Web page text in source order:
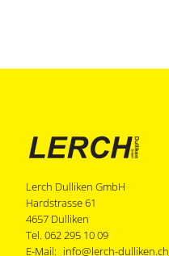
Lerch Dulliken GmbH
Hardstrasse 61
4657 Dulliken
Tel. 062 295 10 09
E-Mail: info@lerch-dulliken.ch